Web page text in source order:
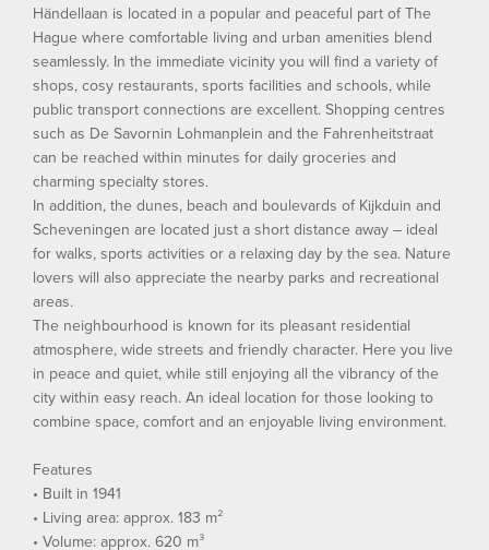
Händellaan is located in a popular and peaceful part of The
Hague where comfortable living and urban amenities blend
seamlessly. In the immediate vicinity you will find a variety of
shops, cosy restaurants, sports facilities and schools, while
public transport connections are excellent. Shopping centres
such as De Savornin Lohmanplein and the Fahrenheitstraat
can be reached within minutes for daily groceries and
charming specialty stores.
In addition, the dunes, beach and boulevards of Kijkduin and
Scheveningen are located just a short distance away – ideal
for walks, sports activities or a relaxing day by the sea. Nature
lovers will also appreciate the nearby parks and recreational
areas.
The neighbourhood is known for its pleasant residential
atmosphere, wide streets and friendly character. Here you live
in peace and quiet, while still enjoying all the vibrancy of the
city within easy reach. An ideal location for those looking to
combine space, comfort and an enjoyable living environment.
Features
• Built in 1941
• Living area: approx. 183 m²
• Volume: approx. 620 m³